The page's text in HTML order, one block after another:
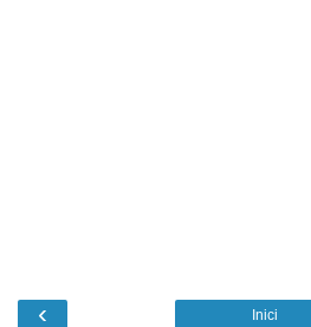
‹ Inici